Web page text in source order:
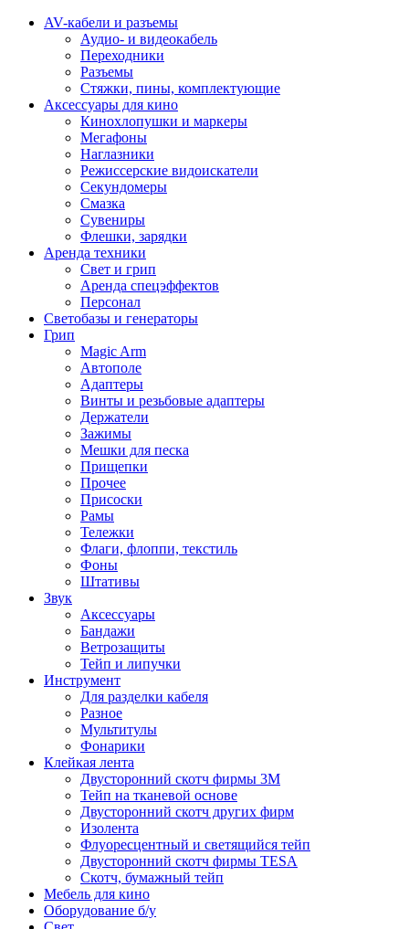
AV-кабели и разъемы
Аудио- и видеокабель
Переходники
Разъемы
Стяжки, пины, комплектующие
Аксессуары для кино
Кинохлопушки и маркеры
Мегафоны
Наглазники
Режиссерские видоискатели
Секундомеры
Смазка
Сувениры
Флешки, зарядки
Аренда техники
Свет и грип
Аренда спецэффектов
Персонал
Светобазы и генераторы
Грип
Magic Arm
Автополе
Адаптеры
Винты и резьбовые адаптеры
Держатели
Зажимы
Мешки для песка
Прищепки
Прочее
Присоски
Рамы
Тележки
Флаги, флоппи, текстиль
Фоны
Штативы
Звук
Аксессуары
Бандажи
Ветрозащиты
Тейп и липучки
Инструмент
Для разделки кабеля
Разное
Мультитулы
Фонарики
Клейкая лента
Двусторонний скотч фирмы 3M
Тейп на тканевой основе
Двусторонний скотч других фирм
Изолента
Флуоресцентный и светящийся тейп
Двусторонний скотч фирмы TESA
Скотч, бумажный тейп
Мебель для кино
Оборудование б/у